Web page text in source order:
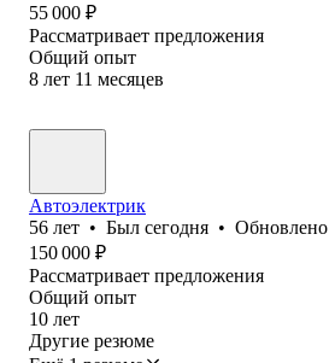
55 000 ₽
Рассматривает предложения
Общий опыт
8 лет 11 месяцев
Автоэлектрик
56 лет • Был сегодня • Обновлено
150 000 ₽
Рассматривает предложения
Общий опыт
10 лет
Другие резюме